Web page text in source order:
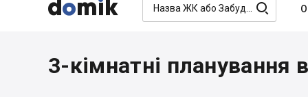


 
3-кімнатні